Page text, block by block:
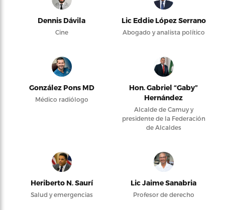
Dennis Dávila
Cine
Lic Eddie López Serrano
Abogado y analista político
González Pons MD
Médico radiólogo
Hon. Gabriel “Gaby”
Hernández
Alcalde de Camuy y
presidente de la Federación
de Alcaldes
Heriberto N. Saurí
Salud y emergencias
Lic Jaime Sanabria
Profesor de derecho